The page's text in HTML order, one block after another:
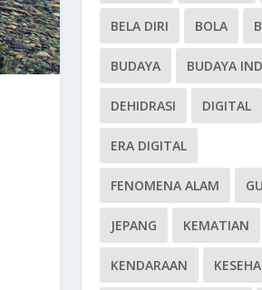
BELA DIRI BOLA
BUDAYA BUDAYA
DEHIDRASI DIGITAL
ERA DIGITAL
FENOMENA ALAM
JEPANG KEMATIAN
KENDARAAN